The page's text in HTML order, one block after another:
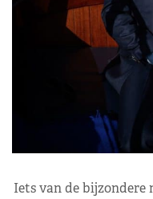
Iets van de